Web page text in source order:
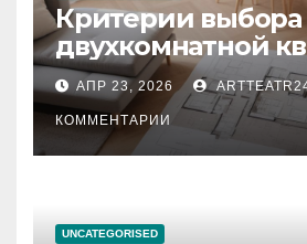
Критерии выбора
двухкомнатной
планировка,
состояние и
АПР 23, 2026
КОММЕНТАРИИ
UNCATEGORISED